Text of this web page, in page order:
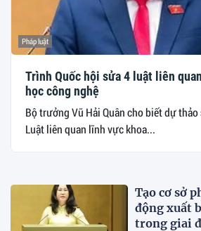
Pháp luật
Trình Quốc hội sửa 4 luật liên
học công nghệ
Bộ trưởng Vũ Hải Quân cho biết dự
Luật liên quan lĩnh vực khoa...
Tạo cơ sở
động xuất
trong giai